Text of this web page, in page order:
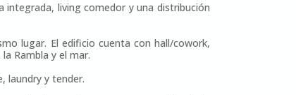
integrada, living comedor y una distribución
lugar. El edificio cuenta con hall/cowork,
Rambla y el mar.
laundry y tender.